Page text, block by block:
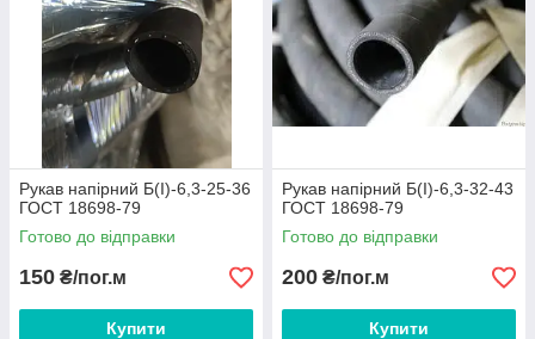
Рукав напірний Б(I)-6,3-25-36
ГОСТ 18698-79
Готово до відправки
150 ₴/пог.м
Купити
Рукав напірний Б(I)-6,3-32-43
ГОСТ 18698-79
Готово до відправки
200 ₴/пог.м
Купити